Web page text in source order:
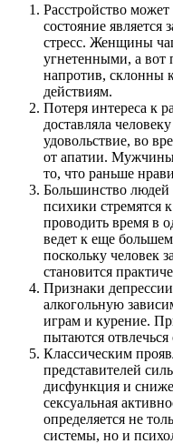
Расстройство
состояние
стресс. Женщины
угнетенными, а вот
напротив, склонны
действиям.
Потеря интереса к
доставляла
удовольствие, во
от апатии. Мужчины
то, что раньше
Большинство людей
психики стремятся
проводить время в
ведет к еще
поскольку человек
становится
Признаки
алкогольную
играм и курение.
пытаются
Классическим
представителей
дисфункция и
сексуальная
определяется не
системы, но и